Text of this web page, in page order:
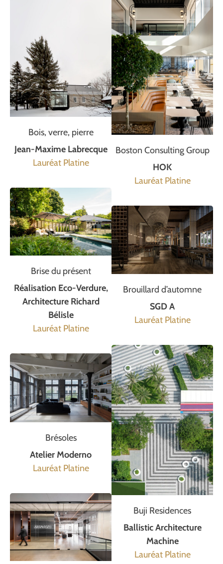
Bois, verre, pierre
Jean-Maxime Labrecque
Lauréat Platine
Brise du présent
Réalisation Eco-Verdure,
Architecture Richard
Bélisle
Lauréat Platine
Brésoles
Atelier Moderno
Lauréat Platine
Boston Consulting Group
HOK
Lauréat Platine
Brouillard d’automne
SGD A
Lauréat Platine
Buji Residences
Ballistic Architecture
Machine
Lauréat Platine